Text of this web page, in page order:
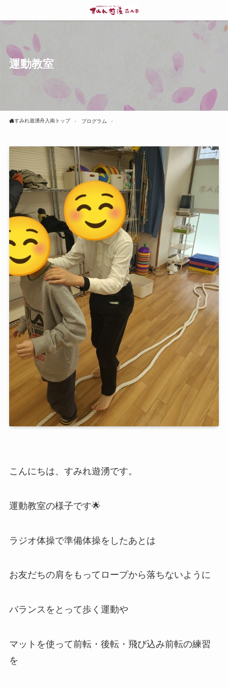
運動教室
すみれ遊湧舟入南トップ プログラム
こんにちは、すみれ遊湧です。
運動教室の様子です🌟
ラジオ体操で準備体操をしたあとは
お友だちの肩をもってロープから落ちないように
バランスをとって歩く運動や
マットを使って前転・後転・飛び込み前転の練習
を